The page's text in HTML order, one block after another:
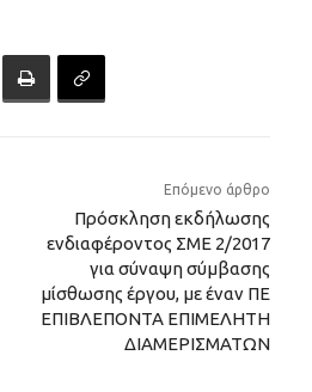
Επόμενο άρθρο
Πρόσκληση εκδήλωσης
ενδιαφέροντος ΣΜΕ 2/2017
για σύναψη σύμβασης
μίσθωσης έργου, με έναν ΠΕ
ΕΠΙΒΛΕΠΟΝΤΑ ΕΠΙΜΕΛΗΤΗ
ΔΙΑΜΕΡΙΣΜΑΤΩΝ